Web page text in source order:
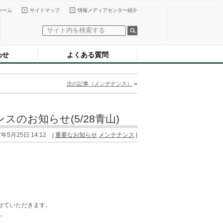
情報メディアセンター紹介
サイトマップ
ーム
せ よくある質問
次の記事（メンテナンス） »
スのお知らせ(5/28青山)
5月25日 14:12 | 重要なお知らせ メンテナンス
いただきます。